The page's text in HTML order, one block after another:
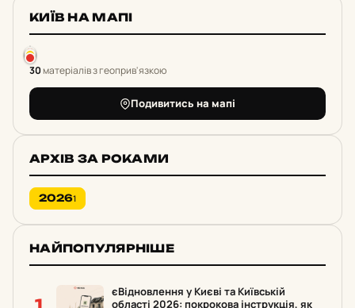
КИЇВ НА МАПІ
30матеріалів з геоприв'язкою
Подивитись на мапі
АРХІВ ЗА РОКАМИ
20261
НАЙПОПУЛЯРНІШЕ
1
єВідновлення у Києві та Київській
області 2026: покрокова інструкція, як